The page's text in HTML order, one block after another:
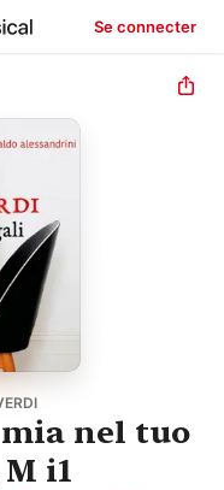
Se connecter
nel tuo
i1